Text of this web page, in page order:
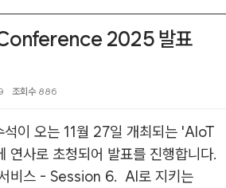
2025 발표
조회수 886
석이 오는 11월 27일 개최되는 'AIoT
사로 초청되어 발표를 진행합니다.
비스 - Session 6. AI로 지키는